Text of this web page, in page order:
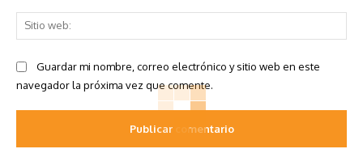
Guardar mi nombre, correo electrónico y sitio web en este
navegador la próxima vez que comente.